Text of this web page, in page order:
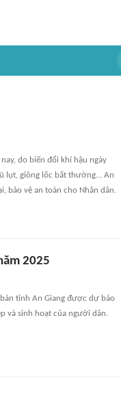
do biến đổi khí hậu ngày
lụt, giông lốc bất thường… An
bảo vệ an toàn cho Nhân dân.
2025
tỉnh An Giang được dự báo
và sinh hoạt của người dân.